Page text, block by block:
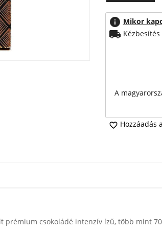
info Mikor
local_shipping
A
 Hozzáadás
prémium csokoládé intenzív ízű, több mint